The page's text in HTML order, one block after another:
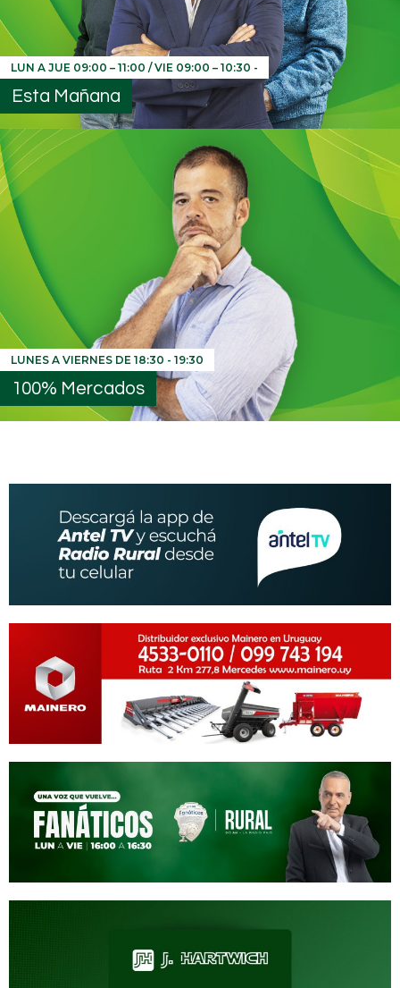
LUN A JUE 09:00 – 11:00 / VIE 09:00 – 10:30 -
Esta Mañana
LUNES A VIERNES DE 18:30 - 19:30
100% Mercados